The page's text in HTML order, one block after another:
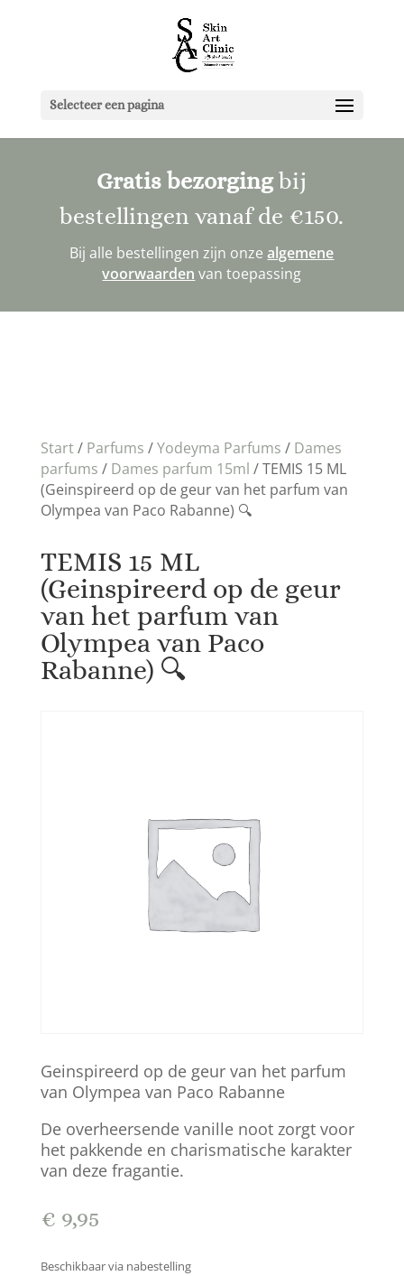
Selecteer een pagina
Gratis bezorgingbij
bestellingen vanaf de €150.
Bij alle bestellingen zijn onzealgemene
voorwaarden van toepassing
Start/ Parfums /Yodeyma Parfums / Dames
parfums / Dames parfum 15ml / TEMIS 15 ML
(Geinspireerd op de geur van het parfum van
Olympea van Paco Rabanne) 🔍
TEMIS 15 ML
(Geinspireerd op de geur
van het parfum van
Olympea van Paco
Rabanne) 🔍
Geinspireerd op de geur van het parfum
van Olympea van Paco Rabanne
De overheersende vanille noot zorgt voor
het pakkende en charismatische karakter
van deze fragantie.
€ 9,95
Beschikbaar via nabestelling